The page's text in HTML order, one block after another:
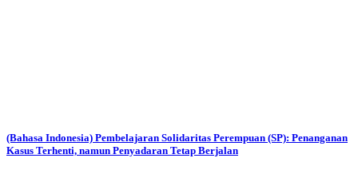
(Bahasa Indonesia) Pembelajaran Solidaritas Perempuan (SP): Penanganan
Kasus Terhenti, namun Penyadaran Tetap Berjalan